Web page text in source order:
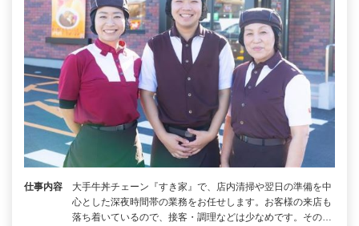
仕事内容
大手牛丼チェーン『すき家』で、店内清掃や翌日の準備を中
心とした深夜時間帯の業務をお任せします。お客様の来店も
落ち着いているので、接客・調理などは少なめです。その…